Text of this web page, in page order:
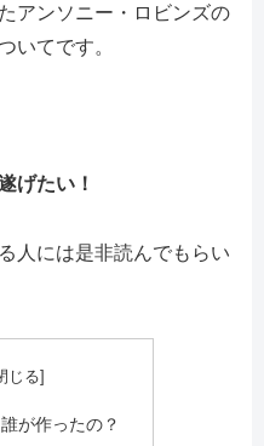
アンソニー・ロビンズの
いてです。
げたい！
人には是非読んでもらい
が作ったの？